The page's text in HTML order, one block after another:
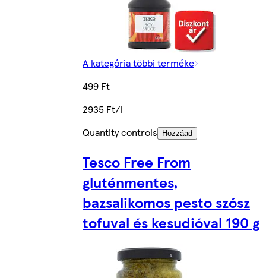
A kategória többi terméke
499 Ft
2935 Ft/l
Quantity controls
Hozzáad
Tesco Free From
gluténmentes,
bazsalikomos pesto szósz
tofuval és kesudióval 190 g